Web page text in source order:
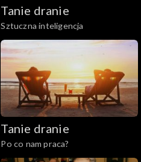
Tanie dranie
Sztuczna inteligencja
Tanie dranie
Po co nam praca?